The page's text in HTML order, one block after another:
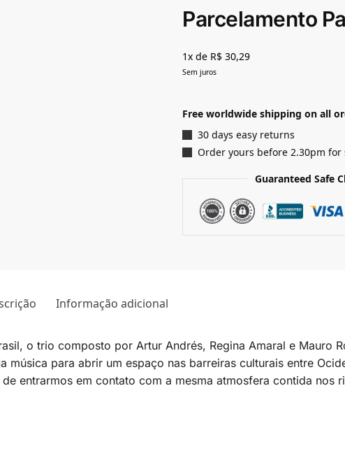
Parcelamento
1x de R$ 30,29
Sem juros
Free worldwide shipping on all
30 days easy returns
Order yours before 2.30pm for
Guaranteed Safe
Informação adicional
o trio composto por Artur Andrés, Regina Amaral e Mauro
para abrir um espaço nas barreiras culturais entre
entrarmos em contato com a mesma atmosfera contida nos